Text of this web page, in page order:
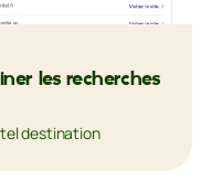
les recherches
destination